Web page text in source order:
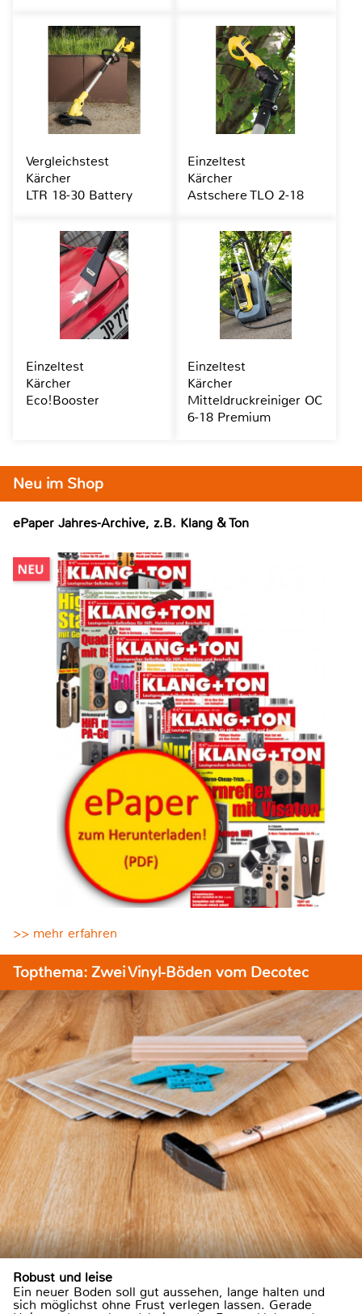
Neu im Shop
ePaper Jahres-Archive, z.B. Klang & Ton
>> mehr erfahren
Topthema: Zwei Vinyl-Böden vom Decotec
Robust und leise
Ein neuer Boden soll gut aussehen, lange halten und
sich möglichst ohne Frust verlegen lassen. Gerade
Vergleichstest
Kärcher
LTR 18-30 Battery
Einzeltest
Kärcher
Astschere TLO 2-18
Einzeltest
Kärcher
Eco!Booster
Einzeltest
Kärcher
Mitteldruckreiniger OC
6-18 Premium